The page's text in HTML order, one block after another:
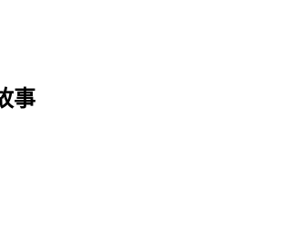
事